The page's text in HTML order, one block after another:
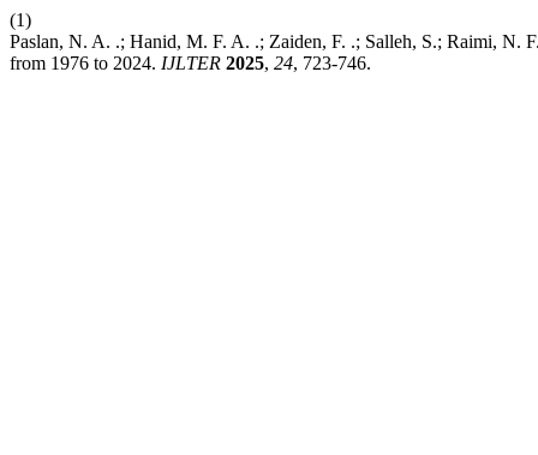
(1)
Paslan, N. A. .; Hanid, M. F. A. .; Zaiden, F. .; Salleh, S.; Raimi, N.
from 1976 to 2024. IJLTER 2025, 24, 723-746.